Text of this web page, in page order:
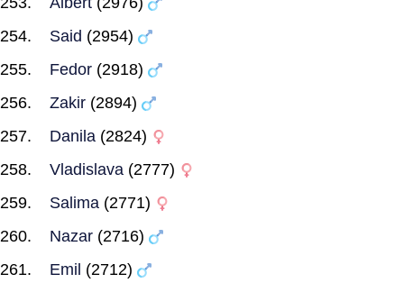
Said (2954)
Fedor (2918)
Zakir (2894)
Danila (2824)
Vladislava (2777)
Salima (2771)
Nazar (2716)
Emil (2712)